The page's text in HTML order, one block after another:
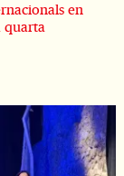
en
quarta